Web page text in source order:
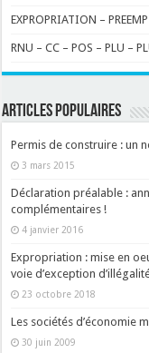
EXPROPRIATION –
RNU – CC – POS – PLU –
ARTICLES POPULAIRES
Permis de construire : un
3 mars 2015
Déclaration préalable :
complémentaires !
4 janvier 2016
Expropriation : mise en
voie d’exception
23 octobre 2018
Les sociétés d’économie
30 juin 2009